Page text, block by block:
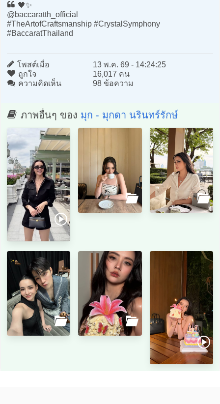
🖤✨
@baccaratth_official
#TheArtofCraftsmanship #CrystalSymphony
#BaccaratThailand
โพสต์เมื่อ
13 พ.ค. 69 - 14:24:25
ถูกใจ
16,017 คน
ความคิดเห็น
98 ข้อความ
ภาพอื่นๆ ของ มุก - มุกดา นรินทร์รักษ์